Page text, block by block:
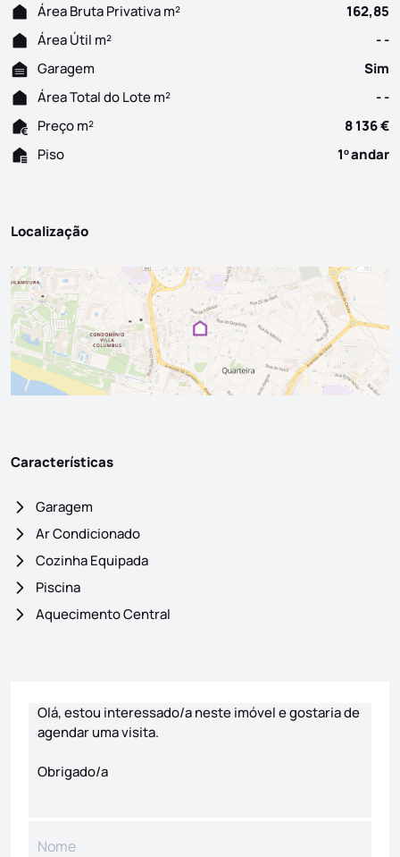
Área Bruta Privativa m²
162,85
Área Útil m²
- -
Garagem
Sim
Área Total do Lote m²
- -
Preço m²
8 136 €
Piso
1oandar
Localização
Características
Garagem
Ar Condicionado
Cozinha Equipada
Piscina
Aquecimento Central